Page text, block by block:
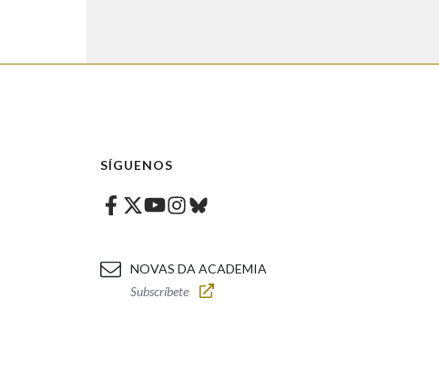
SÍGUENOS
Facebook
Twitter
Youtube
Instagram
Bluesky
NOVAS DA ACADEMIA
Subscríbete